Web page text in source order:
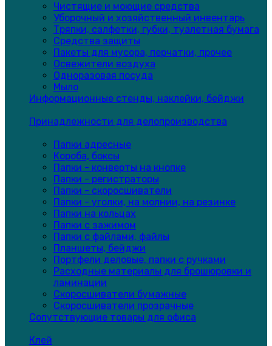
Чистящие и моющие средства
Уборочный и хозяйственный инвентарь
Тряпки, салфетки, губки, туалетная бумага
Средства защиты
Пакеты для мусора, перчатки, прочее
Освежители воздуха
Одноразовая посуда
Мыло
Информационные стенды, наклейки, бейджи
Принадлежности для делопроизводства
Папки адресные
Короба, боксы
Папки - конверты на кнопке
Папки - регистраторы
Папки - скоросшиватели
Папки - уголки, на молнии, на резинке
Папки на кольцах
Папки с зажимом
Папки с файлами, файлы
Планшеты, бейджи
Портфели деловые, папки с ручками
Расходные материалы для брошюровки и
ламинации
Скоросшиватели бумажные
Скоросшиватели прозрачные
Сопутствующие товары для офиса
Клей